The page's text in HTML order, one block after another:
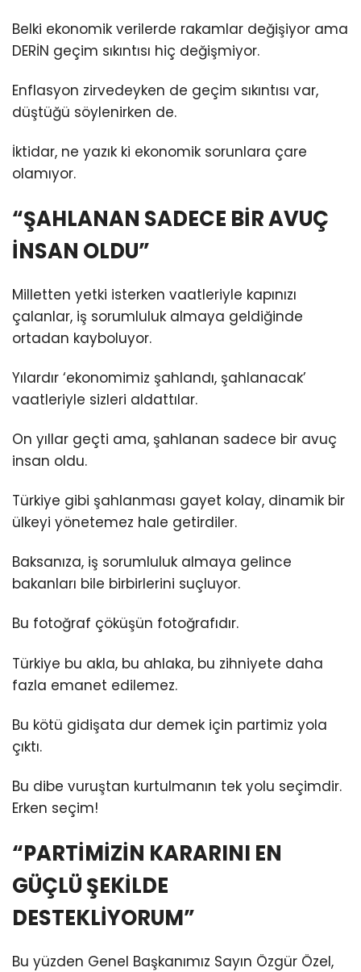
Belki ekonomik verilerde rakamlar değişiyor ama
DERİN geçim sıkıntısı hiç değişmiyor.
Enflasyon zirvedeyken de geçim sıkıntısı var,
düştüğü söylenirken de.
İktidar, ne yazık ki ekonomik sorunlara çare
olamıyor.
“ŞAHLANAN SADECE BİR AVUÇ
İNSAN OLDU”
Milletten yetki isterken vaatleriyle kapınızı
çalanlar, iş sorumluluk almaya geldiğinde
ortadan kayboluyor.
Yılardır ‘ekonomimiz şahlandı, şahlanacak’
vaatleriyle sizleri aldattılar.
On yıllar geçti ama, şahlanan sadece bir avuç
insan oldu.
Türkiye gibi şahlanması gayet kolay, dinamik bir
ülkeyi yönetemez hale getirdiler.
Baksanıza, iş sorumluluk almaya gelince
bakanları bile birbirlerini suçluyor.
Bu fotoğraf çöküşün fotoğrafıdır.
Türkiye bu akla, bu ahlaka, bu zihniyete daha
fazla emanet edilemez.
Bu kötü gidişata dur demek için partimiz yola
çıktı.
Bu dibe vuruştan kurtulmanın tek yolu seçimdir.
Erken seçim!
“PARTİMİZİN KARARINI EN
GÜÇLÜ ŞEKİLDE
DESTEKLİYORUM”
Bu yüzden Genel Başkanımız Sayın Özgür Özel,